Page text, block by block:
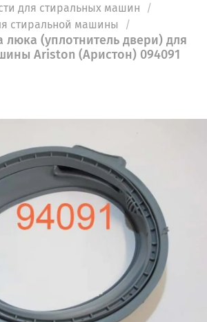
для стиральных машин
стиральной машины
люка (уплотнитель двери) для
Ariston (Аристон) 094091